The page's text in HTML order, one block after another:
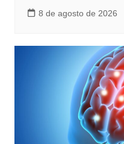
8 de agosto de 2026